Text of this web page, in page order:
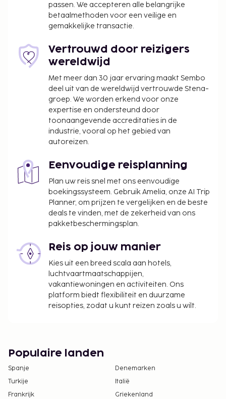
passen. We accepteren alle belangrijke
betaalmethoden voor een veilige en
gemakkelijke transactie.
Vertrouwd door reizigers
wereldwijd
Met meer dan 30 jaar ervaring maakt Sembo
deel uit van de wereldwijd vertrouwde Stena-
groep. We worden erkend voor onze
expertise en ondersteund door
toonaangevende accreditaties in de
industrie, vooral op het gebied van
autoreizen.
Eenvoudige reisplanning
Plan uw reis snel met ons eenvoudige
boekingssysteem. Gebruik Amelia, onze AI Trip
Planner, om prijzen te vergelijken en de beste
deals te vinden, met de zekerheid van ons
pakketbeschermingsplan.
Reis op jouw manier
Kies uit een breed scala aan hotels,
luchtvaartmaatschappijen,
vakantiewoningen en activiteiten. Ons
platform biedt flexibiliteit en duurzame
reisopties, zodat u kunt reizen zoals u wilt.
Populaire landen
Spanje
Denemarken
Turkije
Italië
Frankrijk
Griekenland